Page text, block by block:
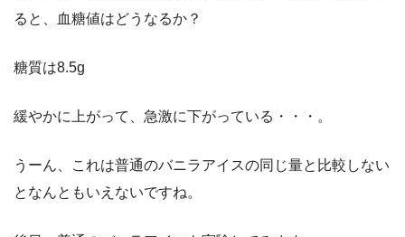
ると、血糖値はどうなるか？
糖質は8.5g
緩やかに上がって、急激に下がっている・・・。
うーん、これは普通のバニラアイスの同じ量と比較しない
となんともいえないですね。